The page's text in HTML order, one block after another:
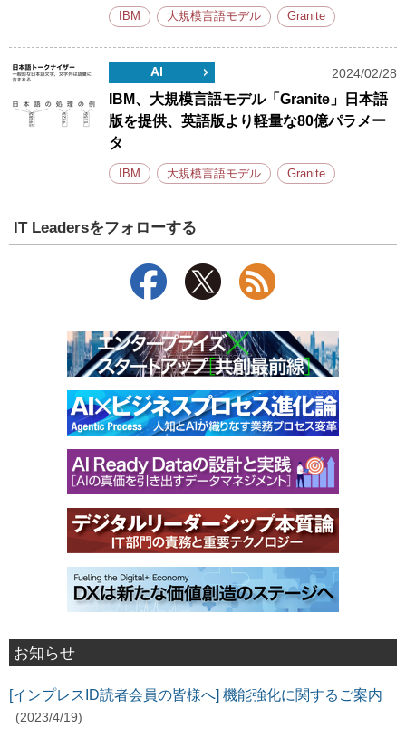
IBM 大規模言語モデル Granite
AI 2024/02/28
IBM、大規模言語モデル「Granite」日本語
版を提供、英語版より軽量な80億パラメー
タ
IBM 大規模言語モデル Granite
IT Leadersをフォローする
お知らせ
[インプレスID読者会員の皆様へ] 機能強化に関するご案内
(2023/4/19)